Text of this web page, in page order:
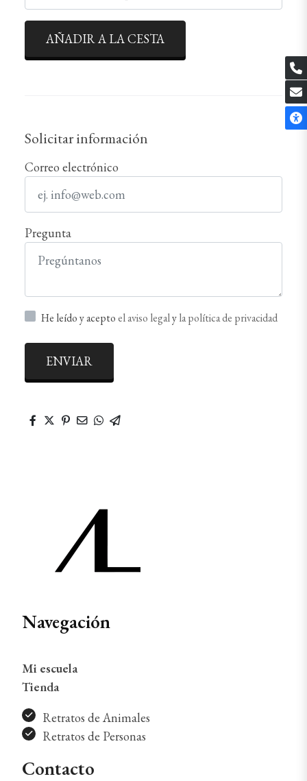
AÑADIR A LA CESTA
Solicitar información
Correo electrónico
Pregunta
He leído y aceptoel aviso legalyla política de privacidad
ENVIAR
Navegación
Mi escuela
Tienda
Retratos de Animales
Retratos de Personas
Contacto